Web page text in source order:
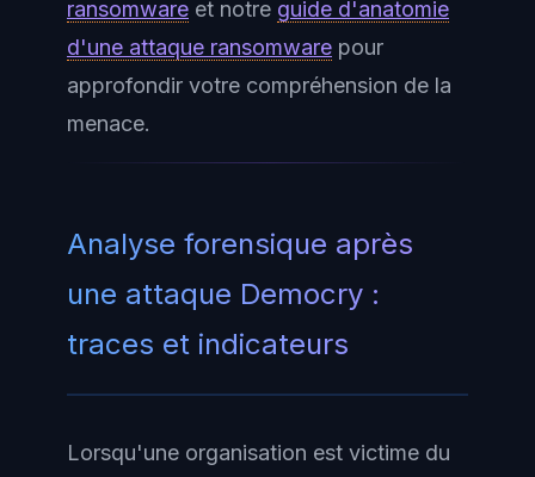
ransomware et notre guide d'anatomie
d'une attaque ransomware pour
approfondir votre compréhension de la
menace.
Analyse forensique après
une attaque Democry :
traces et indicateurs
Lorsqu'une organisation est victime du